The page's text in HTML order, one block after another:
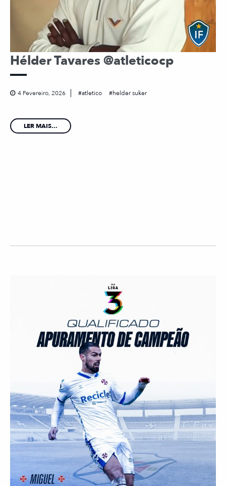
Hélder Tavares @atleticocp
4 Fevereiro, 2026 atletico helder suker
LER MAIS...